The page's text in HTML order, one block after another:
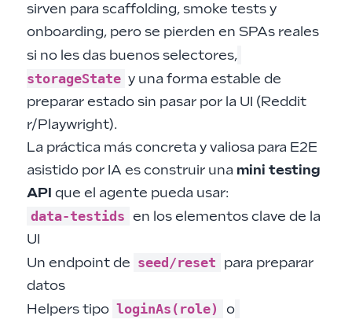
sirven para scaffolding, smoke tests y
onboarding, pero se pierden en SPAs reales
si no les das buenos selectores,
storageState y una forma estable de
preparar estado sin pasar por la UI (Reddit
r/Playwright).
La práctica más concreta y valiosa para E2E
asistido por IA es construir una mini testing
API que el agente pueda usar:
data-testids en los elementos clave de la
UI
Un endpoint de seed/reset para preparar
datos
Helpers tipo loginAs(role)
o